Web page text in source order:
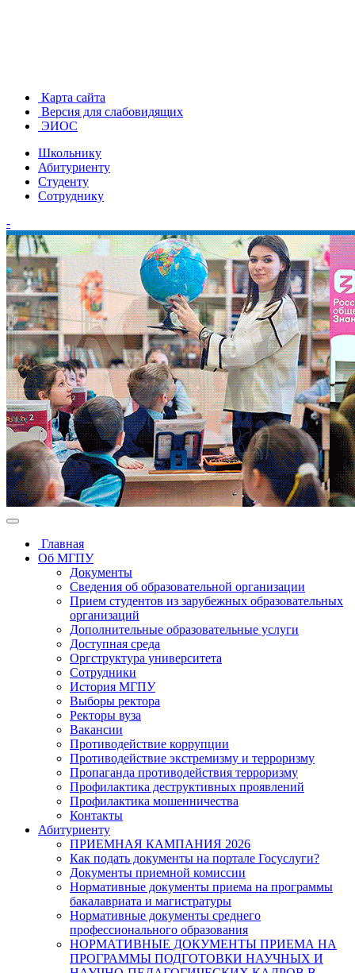
Карта сайта
Версия для слабовидящих
ЭИОС
Школьнику
Абитуриенту
Студенту
Сотруднику
-
Главная
Об МГПУ
Документы
Сведения об образовательной организации
Прием студентов из зарубежных образовательных
организаций
Дополнительные образовательные услуги
Доступная среда
Оргструктура университета
Сотрудники
История МГПУ
Выборы ректора
Ректоры вуза
Вакансии
Противодействие коррупции
Противодействие экстремизму и терроризму
Пропаганда противодействия терроризму
Профилактика деструктивных проявлений
Профилактика мошенничества
Контакты
Абитуриенту
ПРИЕМНАЯ КАМПАНИЯ 2026
Как подать документы на портале Госуслуги?
Документы приемной комиссии
Нормативные документы приема на программы
бакалавриата и магистратуры
Нормативные документы среднего
профессионального образования
НОРМАТИВНЫЕ ДОКУМЕНТЫ ПРИЕМА НА
ПРОГРАММЫ ПОДГОТОВКИ НАУЧНЫХ И